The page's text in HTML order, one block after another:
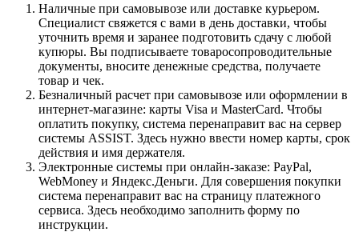
Наличные при самовывозе или доставке курьером.
Специалист свяжется с вами в день доставки, чтобы
уточнить время и заранее подготовить сдачу с любой
купюры. Вы подписываете товаросопроводительные
документы, вносите денежные средства, получаете
товар и чек.
Безналичный расчет при самовывозе или оформлении в
интернет-магазине: карты Visa и MasterCard. Чтобы
оплатить покупку, система перенаправит вас на сервер
системы ASSIST. Здесь нужно ввести номер карты, срок
действия и имя держателя.
Электронные системы при онлайн-заказе: PayPal,
WebMoney и Яндекс.Деньги. Для совершения покупки
система перенаправит вас на страницу платежного
сервиса. Здесь необходимо заполнить форму по
инструкции.